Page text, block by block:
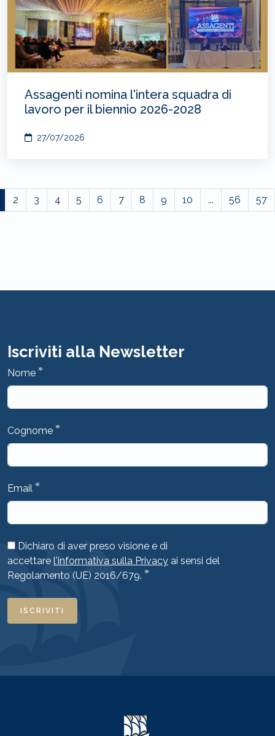
Assagenti nomina l'intera squadra di
lavoro per il biennio 2026-2028
27/07/2026
2 3 4 5 6 7 8 9 10 ... 56 57
Iscriviti alla Newsletter
Nome *
Cognome *
Email *
Dichiaro di aver preso visione e di
accettare l'informativa sulla Privacy ai sensi del
Regolamento (UE) 2016/679. *
ISCRIVITI